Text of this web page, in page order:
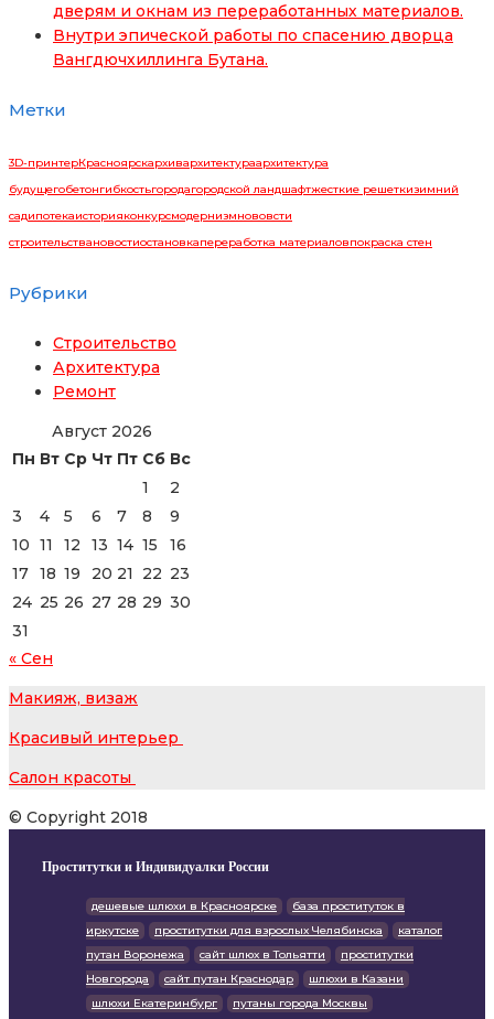
дверям и окнам из переработанных материалов.
Внутри эпической работы по спасению дворца
Вангдючхиллинга Бутана.
Метки
3D-принтерКрасноярскархивархитектураархитектура
будущегобетонгибкостьгородагородской ландшафтжесткие решеткизимний
садипотекаисторияконкурсмодернизмнововсти
строительствановостиостановкапереработка материаловпокраска стен
Рубрики
Строительство
Архитектура
Ремонт
Август 2026
Пн Вт Ср Чт Пт Сб Вс
1
2
3
4 5 6 7 8
9
10 11 12 13 14 15
16
17 18 19 20 21 22 23
24 25 26 27 28 29 30
31
« Сен
Макияж, визаж
Красивый интерьер
Салон красоты
© Copyright 2018
Проститутки и Индивидуалки России
дешевые шлюхи в Красноярске
база проституток в
иркутске
проститутки для взрослых Челябинска
каталог
путан Воронежа
сайт шлюх в Тольятти
проститутки
Новгорода
сайт путан Краснодар
шлюхи в Казани
шлюхи Екатеринбург
путаны города Москвы